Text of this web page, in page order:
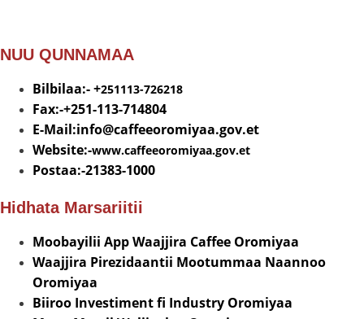
NUU QUNNAMAA
Bilbilaa:- +251113-726218
Fax:-+251-113-714804
E-Mail:info@caffeeoromiyaa.gov.et
Website:-www.caffeeoromiyaa.gov.et
Postaa:-21383-1000
Hidhata Marsariitii
Moobayilii App Waajjira Caffee Oromiyaa
Waajjira Pirezidaantii Mootummaa Naannoo
Oromiyaa
Biiroo Investiment fi Industry Oromiyaa